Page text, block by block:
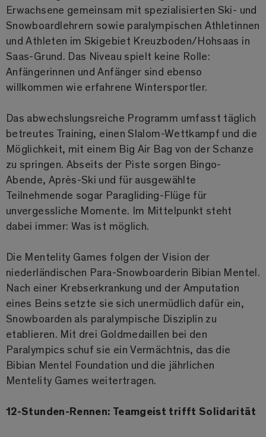
Erwachsene gemeinsam mit spezialisierten Ski- und
Snowboardlehrern sowie paralympischen Athletinnen
und Athleten im Skigebiet Kreuzboden/Hohsaas in
Saas-Grund. Das Niveau spielt keine Rolle:
Anfängerinnen und Anfänger sind ebenso
willkommen wie erfahrene Wintersportler.
Das abwechslungsreiche Programm umfasst täglich
betreutes Training, einen Slalom-Wettkampf und die
Möglichkeit, mit einem Big Air Bag von der Schanze
zu springen. Abseits der Piste sorgen Bingo-
Abende, Après-Ski und für ausgewählte
Teilnehmende sogar Paragliding-Flüge für
unvergessliche Momente. Im Mittelpunkt steht
dabei immer: Was ist möglich.
Die Mentelity Games folgen der Vision der
niederländischen Para-Snowboarderin Bibian Mentel.
Nach einer Krebserkrankung und der Amputation
eines Beins setzte sie sich unermüdlich dafür ein,
Snowboarden als paralympische Disziplin zu
etablieren. Mit drei Goldmedaillen bei den
Paralympics schuf sie ein Vermächtnis, das die
Bibian Mentel Foundation und die jährlichen
Mentelity Games weitertragen.
12-Stunden-Rennen: Teamgeist trifft Solidarität